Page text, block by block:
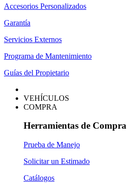
Accesorios Personalizados
Garantía
Servicios Externos
Programa de Mantenimiento
Guías del Propietario
VEHÍCULOS
COMPRA
Herramientas de Compra
Prueba de Manejo
Solicitar un Estimado
Catálogos